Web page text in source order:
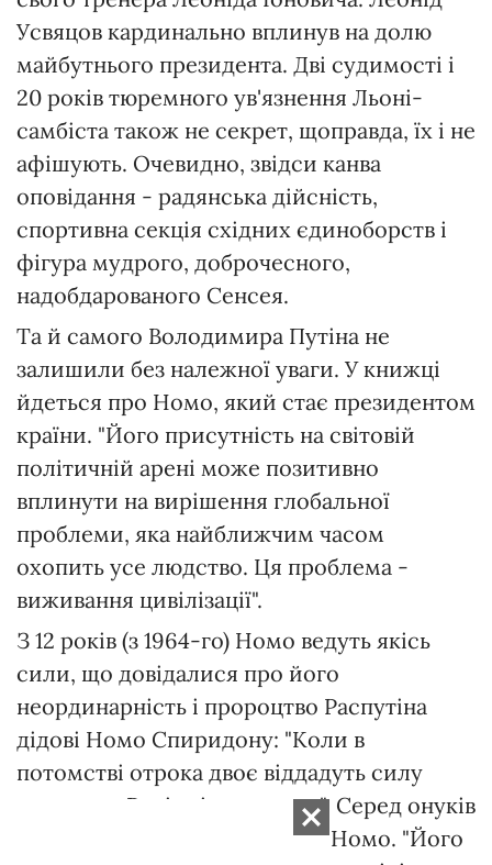
Усвяцов кардинально вплинув на долю
майбутнього президента. Дві судимості і
20 років тюремного ув'язнення Льоні-
самбіста також не секрет, щоправда, їх і не
афішують. Очевидно, звідси канва
оповідання - радянська дійсність,
спортивна секція східних єдиноборств і
фігура мудрого, доброчесного,
надобдарованого Сенсея.
Та й самого Володимира Путіна не
залишили без належної уваги. У книжці
йдеться про Номо, який стає президентом
країни. "Його присутність на світовій
політичній арені може позитивно
вплинути на вирішення глобальної
проблеми, яка найближчим часом
охопить усе людство. Ця проблема -
виживання цивілізації".
З 12 років (з 1964-го) Номо ведуть якісь
сили, що довідалися про його
неординарність і пророцтво Распутіна
дідові Номо Спиридону: "Коли в
потомстві отрока двоє віддадуть силу
третьому, Росія відродиться". Серед онуків
Спиридона якраз і значиться Номо. "Його